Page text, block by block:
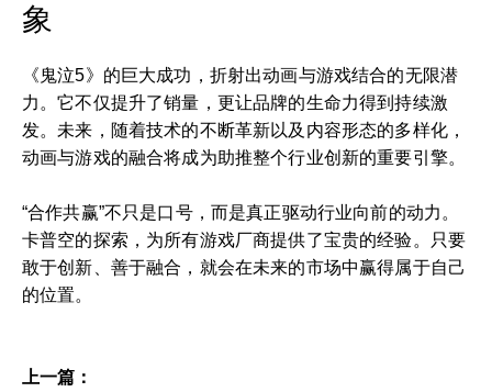
象
《鬼泣5》的巨大成功，折射出动画与游戏结合的无限潜
力。它不仅提升了销量，更让品牌的生命力得到持续激
发。未来，随着技术的不断革新以及内容形态的多样化，
动画与游戏的融合将成为助推整个行业创新的重要引擎。
“合作共赢”不只是口号，而是真正驱动行业向前的动力。
卡普空的探索，为所有游戏厂商提供了宝贵的经验。只要
敢于创新、善于融合，就会在未来的市场中赢得属于自己
的位置。
上一篇：